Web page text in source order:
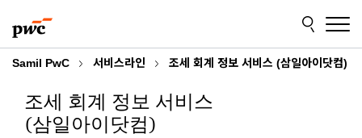
to
content
to
footer
Samil PwC 서비스라인 조세 회계 정보 서비스 (삼일아이닷컴)
조세 회계 정보 서비스
(삼일아이닷컴)